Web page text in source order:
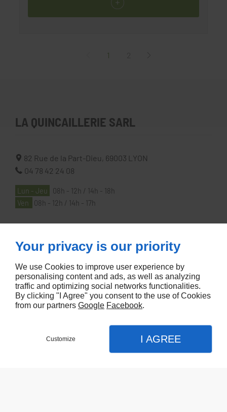
loger la rosace de sûreté.livrée avec rosace
de sûreté + contre plaque de renfort
1
LA QUINCAILLERIE SARL
82 Rue de la Part-Dieu, 69003
LYON
04 78 42 24 08
Lun - Jeu
08h - 12h / 14h - 18h
Ven
08h - 12h / 14h - 17h
À PROPOS
Accueil
Contactez-nous
Mentions légales
Plan du site
Your privacy is our priority
We use Cookies to improve user experience by
personalising content and ads, as well as analyzing
traffic and optimizing social networks functionalities.
By clicking "I Agree" you consent to the use of Cookies
from our partners Google Facebook.
Customize I AGREE